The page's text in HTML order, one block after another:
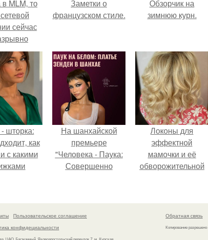
MLM, то
сейчас
создание
в
сетях.
Заметки о
французском стиле.
Обзорчик на
зимнюю курн.
шторка:
как
с какими
На шанхайской
премьере
"Человека - Паука:
Совершенно
просто очередной
наряд, а настоящий
артефакт высокой
моды.
Локоны для
эффектной
мамочки и её
обворожительной
Пользовательское соглашение
конфидециальности
ЦАО, Басманный, Яковоапостольский переулок 7, м. Курская
Обратная связь
Копирование разрешено